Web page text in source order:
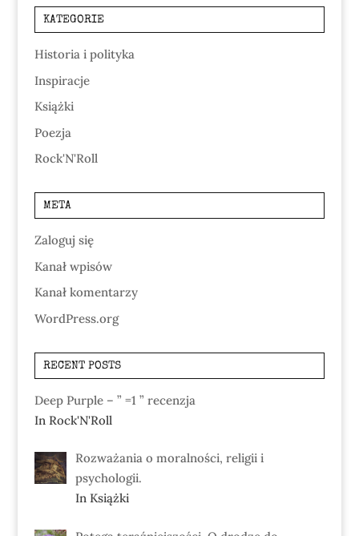
KATEGORIE
Historia i polityka
Inspiracje
Książki
Poezja
Rock'N'Roll
META
Zaloguj się
Kanał wpisów
Kanał komentarzy
WordPress.org
RECENT POSTS
Deep Purple – ” =1 ” recenzja
In Rock'N'Roll
Rozważania o moralności, religii i
psychologii.
In Książki